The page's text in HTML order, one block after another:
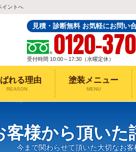
イントへ
見積・診断無料 お気軽にお問い
0120-
受付時間 10:00～17:30（水曜定休）
れる理由
REASON
塗装メニュー
MENU
客様から頂いた
今まで関わらせて頂いた大切なお客